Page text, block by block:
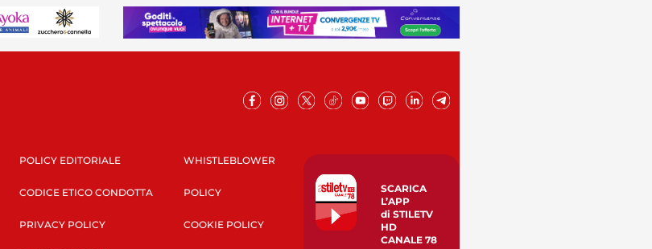
POLICY EDITORIALE
CODICE ETICO CONDOTTA
PRIVACY POLICY
WHISTLEBLOWER
POLICY
COOKIE POLICY
SCARICA
L’APP
di STILETV
HD
CANALE 78